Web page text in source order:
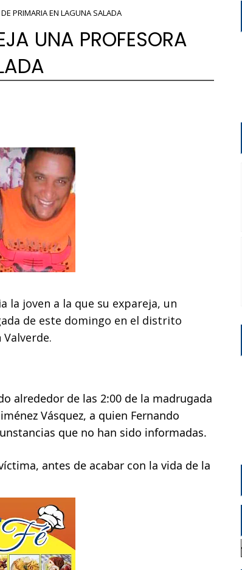
PRIMARIA EN LAGUNA SALADA
UNA PROFESORA
la joven a la que su expareja, un
de este domingo en el distrito
alrededor de las 2:00 de la madrugada
Vásquez, a quien Fernando
que no han sido informadas.
antes de acabar con la vida de la